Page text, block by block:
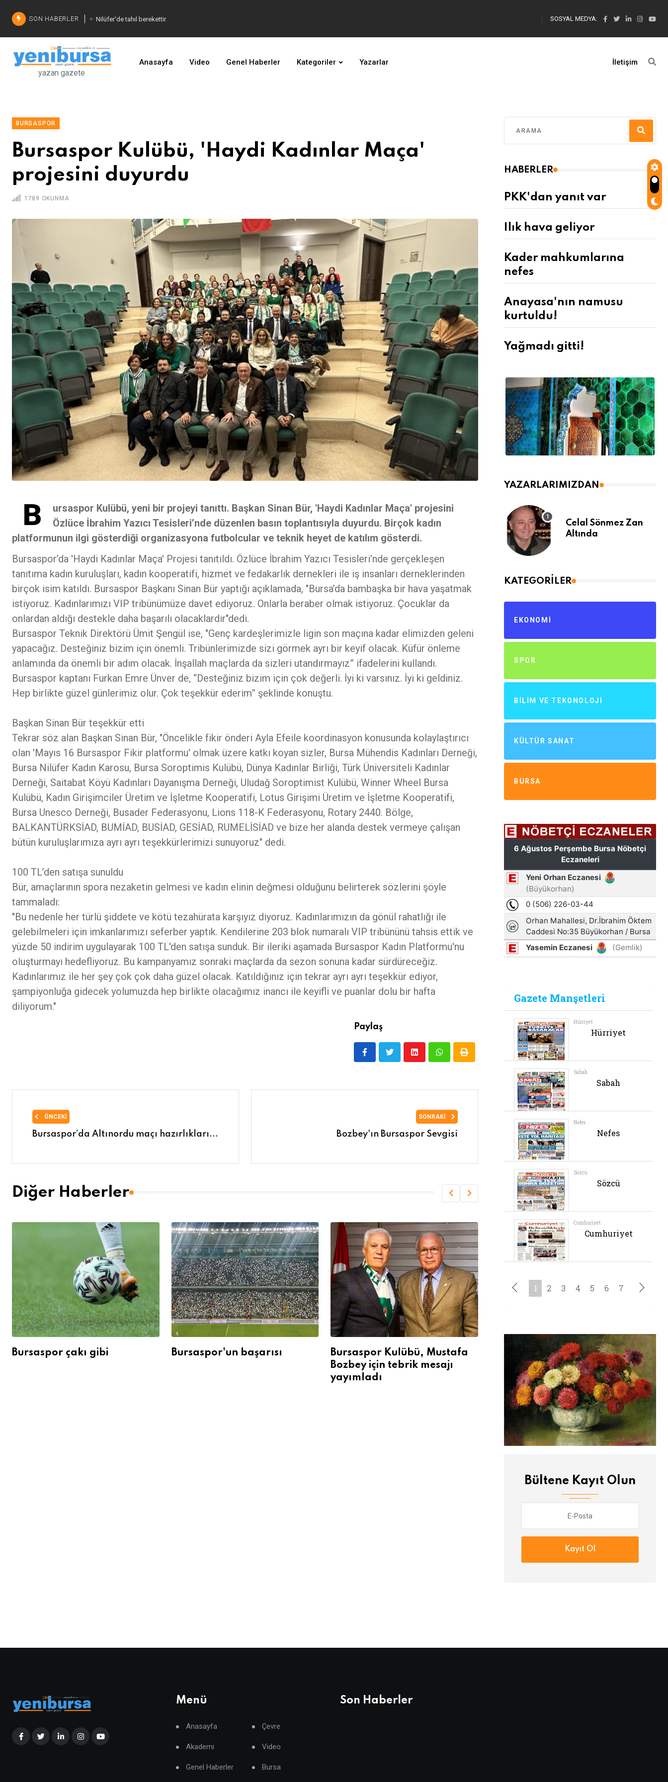
SON HABERLER Nilüfer'de tahıl berekettir
Şadi Özdemir'den çözüm
İşinizi geliştirin
SOSYAL MEDYA:
yazan gazete
Anasayfa Video Genel Haberler Kategoriler Yazarlar İletişim
BURSASPOR
Bursaspor Kulübü, 'Haydi Kadınlar Maça'
projesini duyurdu
1789 OKUNMA
B
ursaspor Kulübü, yeni bir projeyi tanıttı. Başkan Sinan Bür, 'Haydi Kadınlar Maça' projesini
Özlüce İbrahim Yazıcı Tesisleri’nde düzenlen basın toplantısıyla duyurdu. Birçok kadın
platformunun ilgi gösterdiği organizasyona futbolcular ve teknik heyet de katılım gösterdi.
Bursaspor’da 'Haydi Kadınlar Maça' Projesi tanıtıldı. Özlüce İbrahim Yazıcı Tesisleri’nde gerçekleşen
tanıtıma kadın kuruluşları, kadın kooperatifi, hizmet ve fedakarlık dernekleri ile iş insanları derneklerinden
birçok isim katıldı. Bursaspor Başkanı Sinan Bür yaptığı açıklamada, "Bursa’da bambaşka bir hava yaşatmak
istiyoruz. Kadınlarımızı VIP tribünümüze davet ediyoruz. Onlarla beraber olmak istiyoruz. Çocuklar da
onlardan aldığı destekle daha başarılı olacaklardır"dedi.
Bursaspor Teknik Direktörü Ümit Şengül ise, "Genç kardeşlerimizle ligin son maçına kadar elimizden geleni
yapacağız. Desteğiniz bizim için önemli. Tribünlerimizde sizi görmek ayrı bir keyif olacak. Küfür önleme
anlamında da önemli bir adım olacak. İnşallah maçlarda da sizleri utandırmayız” ifadelerini kullandı.
Bursaspor kaptanı Furkan Emre Ünver de, “Desteğiniz bizim için çok değerli. İyi ki varsınız. İyi ki geldiniz.
Hep birlikte güzel günlerimiz olur. Çok teşekkür ederim” şeklinde konuştu.
Başkan Sinan Bür teşekkür etti
Tekrar söz alan Başkan Sinan Bür, "Öncelikle fikir önderi Ayla Efeile koordinasyon konusunda kolaylaştırıcı
olan 'Mayıs 16 Bursaspor Fikir platformu' olmak üzere katkı koyan sizler, Bursa Mühendis Kadınları Derneği,
Bursa Nilüfer Kadın Karosu, Bursa Soroptimis Kulübü, Dünya Kadınlar Birliği, Türk Üniversiteli Kadınlar
Derneği, Saitabat Köyü Kadınları Dayanışma Derneği, Uludağ Soroptimist Kulübü, Winner Wheel Bursa
Kulübü, Kadın Girişimciler Üretim ve İşletme Kooperatifi, Lotus Girişimi Üretim ve İşletme Kooperatifi,
Bursa Unesco Derneği, Busader Federasyonu, Lions 118-K Federasyonu, Rotary 2440. Bölge,
BALKANTÜRKSİAD, BUMİAD, BUSİAD, GESİAD, RUMELİSİAD ve bize her alanda destek vermeye çalışan
bütün kuruluşlarımıza ayrı ayrı teşekkürlerimizi sunuyoruz" dedi.
100 TL’den satışa sunuldu
Bür, amaçlarının spora nezaketin gelmesi ve kadın elinin değmesi olduğunu belirterek sözlerini şöyle
tammaladı:
"Bu nedenle her türlü şiddete ve kötü tezahürata karşıyız diyoruz. Kadınlarımızın da gönül rahatlığı ile
gelebilmeleri için imkanlarımızı seferber yaptık. Kendilerine 203 blok numaralı VIP tribününü tahsis ettik ve
yüzde 50 indirim uygulayarak 100 TL'den satışa sunduk. Bir ileriki aşamada Bursaspor Kadın Platformu'nu
oluşturmayı hedefliyoruz. Bu kampanyamız sonraki maçlarda da sezon sonuna kadar sürdüreceğiz.
Kadınlarımız ile her şey çok çok daha güzel olacak. Katıldığınız için tekrar ayrı ayrı teşekkür ediyor,
şampiyonluğa gidecek yolumuzda hep birlikte olacağımız inancı ile keyifli ve puanlar dolu bir hafta
diliyorum."
Paylaş
ÖNCEKI
Bursaspor’da Altınordu maçı hazırlıkları...
SONRAKI
Bozbey'ın Bursaspor Sevgisi
Diğer Haberler
Bursaspor çakı gibi Bursaspor'un başarısı
Bursaspor Kulübü, Mustafa
Bozbey için tebrik mesajı
yayımladı
Bursasporlu futbolcular pes
etmiyor
HABERLER
PKK'dan yanıt var
Ilık hava geliyor
Kader mahkumlarına
nefes
Anayasa'nın namusu
kurtuldu!
Yağmadı gitti!
YAZARLARIMIZDAN
Celal Sönmez Zan
Altında
KATEGORILER
EKONOMI
SPOR
BILIM VE TEKONOLOJI
KÜLTÜR SANAT
BURSA
Bültene Kayıt Olun
Kayıt Ol
Menü
Anasayfa Çevre
Akademi Video
Genel Haberler Bursa
Son Haberler